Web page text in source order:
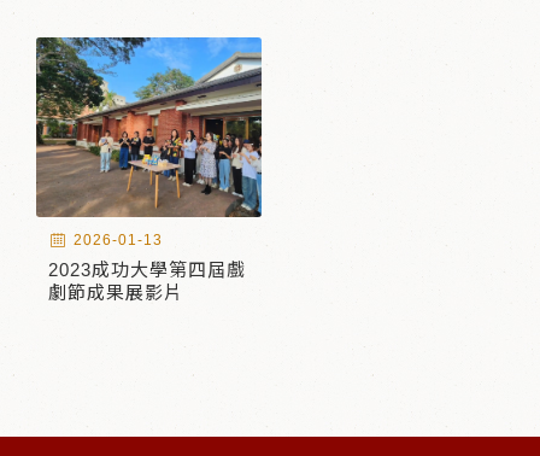
2026-01-13
2023成功大學第四屆戲
劇節成果展影片